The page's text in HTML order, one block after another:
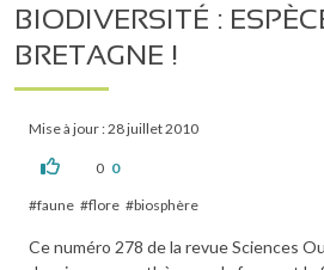
BIODIVERSITÉ :
BRETAGNE !
Mise à jour : 28 juillet 2010
0 0
faune flore biosphère
Ce numéro 278 de la revue Sciences